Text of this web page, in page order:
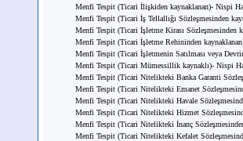
Menfi Tespit (Ticari İlişkiden kaynaklanan)- Nispi
Menfi Tespit (Ticari İş Tellallığı Sözleşmesinden
Menfi Tespit (Ticari İşletme Kirası Sözleşmesinden
Menfi Tespit (Ticari İşletme Rehininden
Menfi Tespit (Ticari İşletmenin Satılması veya
Menfi Tespit (Ticari Mümessillik kaynaklı)- Nispi
Menfi Tespit (Ticari Nitelikteki Banka Garanti
Menfi Tespit (Ticari Nitelikteki Emanet
Menfi Tespit (Ticari Nitelikteki Havale
Menfi Tespit (Ticari Nitelikteki Hizmet
Menfi Tespit (Ticari Nitelikteki İnanç
Menfi Tespit (Ticari Nitelikteki Kefalet